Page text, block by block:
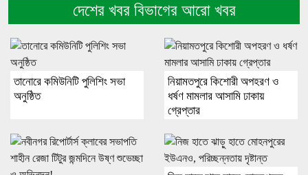
দেশের খবর বিভাগের আরো খবর
তানোরে কমিউনিটি পুলিশিং সভা
অনুষ্ঠিত
নিয়ামতপুরে কিশোরী অপহরণ ও
ধর্ষণ মামলার আসামি ঢাকায়
গ্রেপ্তার